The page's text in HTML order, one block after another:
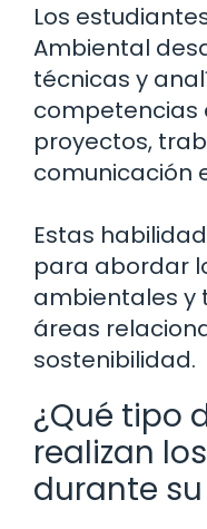
Los
Ambiental
técnicas y
competencias
proyectos,
comunicación
Estas
para abordar
ambientales y
áreas
sostenibilidad.
¿Qué tipo
realizan
durante